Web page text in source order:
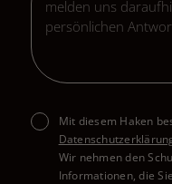
Mit diesem Haken
Wir nehmen den
Informationen, die